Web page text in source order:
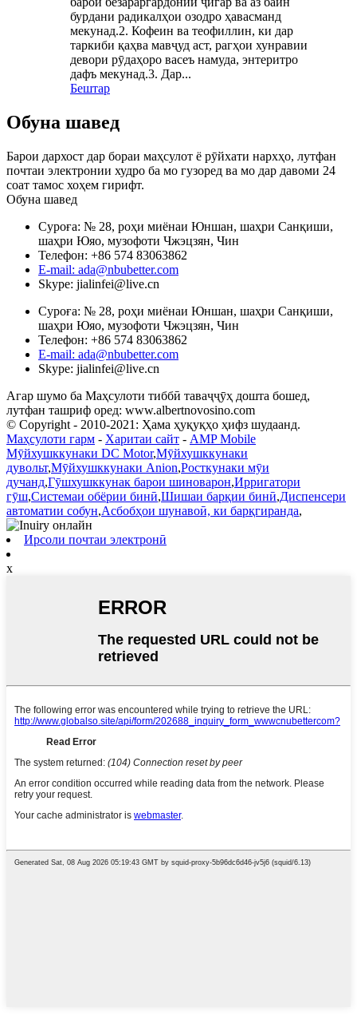
бурдани радикалҳои озодро ҳавасманд
мекунад.2. Кофеин ва теофиллин, ки дар
таркиби қаҳва мавҷуд аст, рагҳои хунравии
девори рӯдаҳоро васеъ намуда, энтеритро
дафъ мекунад.3. Дар...
Бештар
Обуна шавед
Барои дархост дар бораи маҳсулот ё рӯйхати нархҳо, лутфан
почтаи электронии худро ба мо гузоред ва мо дар давоми 24
соат тамос хоҳем гирифт.
Обуна шавед
Суроға: № 28, роҳи миёнаи Юншан, шаҳри Санқиши,
шаҳри Юяо, музофоти Чжэцзян, Чин
Телефон: +86 574 83063862
E-mail: ada@nbubetter.com
Skype: jialinfei@live.cn
Суроға: № 28, роҳи миёнаи Юншан, шаҳри Санқиши,
шаҳри Юяо, музофоти Чжэцзян, Чин
Телефон: +86 574 83063862
E-mail: ada@nbubetter.com
Skype: jialinfei@live.cn
Агар шумо ба Маҳсулоти тиббӣ таваҷҷӯҳ дошта бошед,
лутфан ташриф оред: www.albertnovosino.com
© Copyright - 2010-2021: Ҳама ҳуқуқҳо ҳифз шудаанд.
Маҳсулоти гарм - Харитаи сайт - AMP Mobile
Мӯйхушккунаки DC Motor,Мӯйхушккунаки
дувольт,Мӯйхушккунаки Anion,Росткунаки мӯи
дучанд,Гӯшхушккунак барои шиноварон,Ирригатори
гӯш,Системаи обёрии бинӣ,Шишаи барқии бинӣ,Диспенсери
автоматии собун,Асбобҳои шунавоӣ, ки барқгиранда,
Ирсоли почтаи электронӣ
x